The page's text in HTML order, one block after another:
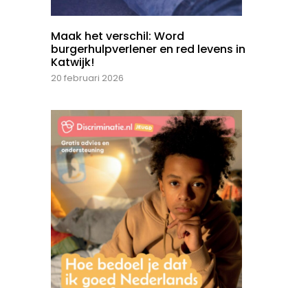
Maak het verschil: Word
burgerhulpverlener en red levens in
Katwijk!
20 februari 2026